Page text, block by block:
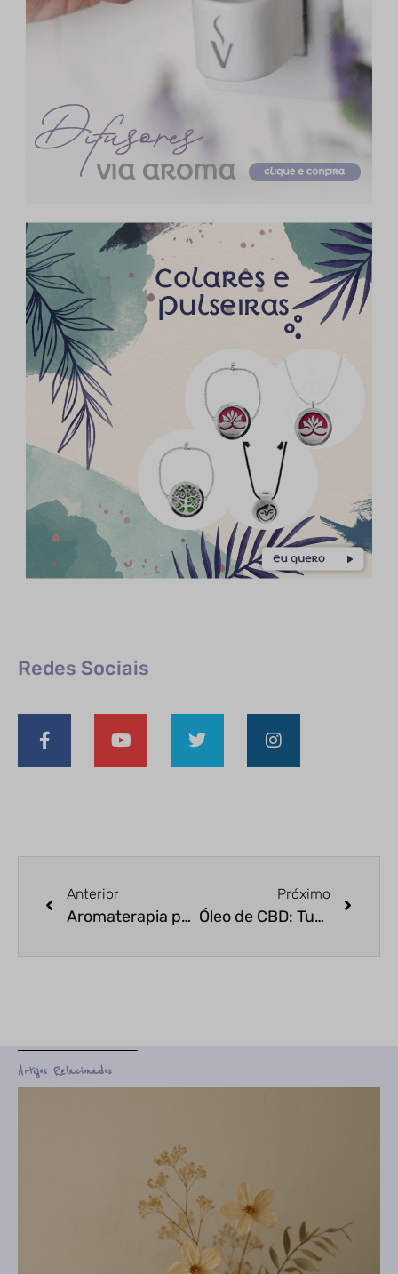
Redes Sociais
Anterior
Aromaterapia para gestantes
Próximo
Óleo de CBD: Tudo que você precisa saber
Artigos Relacionados